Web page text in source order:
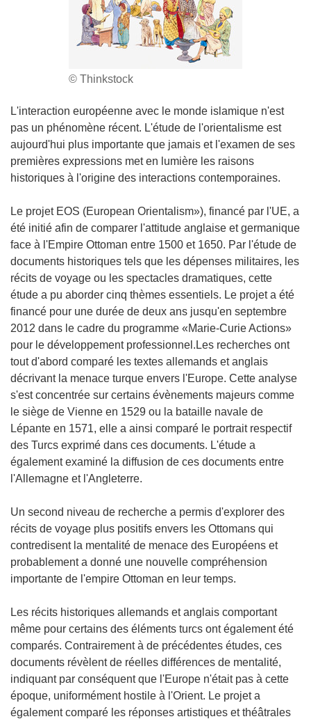
© Thinkstock
L'interaction européenne avec le monde islamique n'est
pas un phénomène récent. L'étude de l'orientalisme est
aujourd'hui plus importante que jamais et l'examen de ses
premières expressions met en lumière les raisons
historiques à l'origine des interactions contemporaines.
Le projet EOS (European Orientalism»), financé par l'UE, a
été initié afin de comparer l'attitude anglaise et germanique
face à l'Empire Ottoman entre 1500 et 1650. Par l'étude de
documents historiques tels que les dépenses militaires, les
récits de voyage ou les spectacles dramatiques, cette
étude a pu aborder cinq thèmes essentiels. Le projet a été
financé pour une durée de deux ans jusqu'en septembre
2012 dans le cadre du programme «Marie-Curie Actions»
pour le développement professionnel.Les recherches ont
tout d'abord comparé les textes allemands et anglais
décrivant la menace turque envers l'Europe. Cette analyse
s'est concentrée sur certains évènements majeurs comme
le siège de Vienne en 1529 ou la bataille navale de
Lépante en 1571, elle a ainsi comparé le portrait respectif
des Turcs exprimé dans ces documents. L'étude a
également examiné la diffusion de ces documents entre
l'Allemagne et l'Angleterre.
Un second niveau de recherche a permis d'explorer des
récits de voyage plus positifs envers les Ottomans qui
contredisent la mentalité de menace des Européens et
probablement a donné une nouvelle compréhension
importante de l'empire Ottoman en leur temps.
Les récits historiques allemands et anglais comportant
même pour certains des éléments turcs ont également été
comparés. Contrairement à de précédentes études, ces
documents révèlent de réelles différences de mentalité,
indiquant par conséquent que l'Europe n'était pas à cette
époque, uniformément hostile à l'Orient. Le projet a
également comparé les réponses artistiques et théâtrales